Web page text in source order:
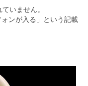
いません。
ンが入る」という記載